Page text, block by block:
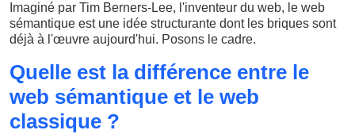
Imaginé par Tim Berners-Lee, l'inventeur du web, le web
sémantique est une idée structurante dont les briques sont
déjà à l'œuvre aujourd'hui. Posons le cadre.
Quelle est la différence entre le
web sémantique et le web
classique ?